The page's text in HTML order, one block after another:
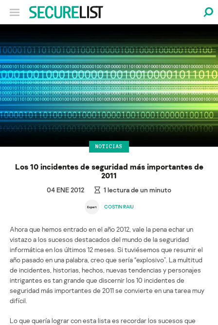
NOTICIAS
Los 10 incidentes de seguridad más importantes de
2011
04 ENE 2012 1 lectura de un minuto
COSTIN RAIU
Ahora que hemos entrado en el año 2012, vale la pena echar un
vistazo a los sucesos destacados del mundo de la seguridad
informática en los últimos 12 meses. Si tuviésemos que resumir el
año pasado en una palabra, creo que sería “explosivo”. La multitud
de incidentes, historias, hechos, nuevas tendencias y personajes
intrigantes es tan grande que discernir los 10 incidentes de
seguridad más importantes de 2011 se convierte en una tarea muy
difícil.
Lo que quería lograr con esta lista es recordar los sucesos que